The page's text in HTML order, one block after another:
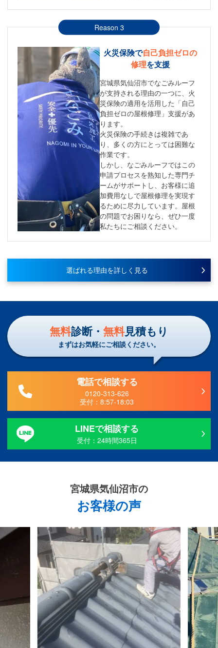
Reason 3
火災保険で自己負担ゼロの
修理を支援
宮城県気仙沼市でなごみルーフ
が支持される理由の一つに、火
災保険の適用を活用した「自己
負担ゼロの屋根修理」支援があ
ります。
火災保険の手続きは複雑であ
り、多くの方にとっては困難な
作業です。
しかし、なごみルーフではこの
申請プロセスを熟知した専門チ
ームがサポートし、お客様に追
加費用なしで屋根修理を実現す
るために尽力しています。屋根
の問題でお困りなら、ぜひ一度
私たちにご相談ください。
選ばれる理由を詳しく見る
無料診断・ 無料見積もり
まずはお気軽にご相談ください。
電話で相談する
0120-313-626
受付：8:57-18:03
LINEで相談する
受付：24時間365日
宮城県気仙沼市の
お客様の声